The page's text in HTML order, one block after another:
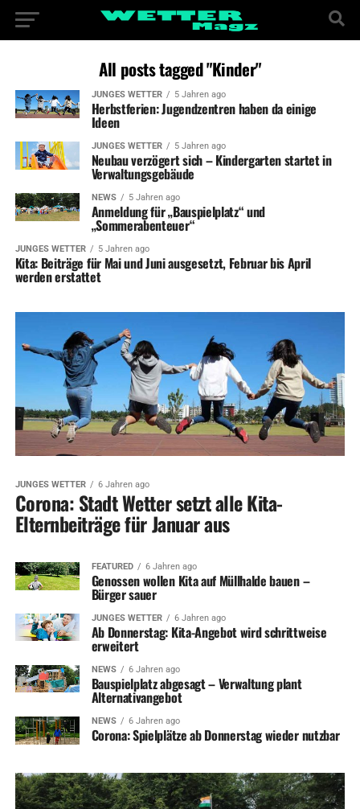
All posts tagged "Kinder"
JUNGES WETTER 5 Jahren ago
Herbstferien: Jugendzentren haben da einige
Ideen
JUNGES WETTER 5 Jahren ago
Neubau verzögert sich – Kindergarten startet in
Verwaltungsgebäude
NEWS 5 Jahren ago
Anmeldung für „Bauspielplatz“ und
„Sommerabenteuer“
JUNGES WETTER 5 Jahren ago
Kita: Beiträge für Mai und Juni ausgesetzt, Februar bis April
werden erstattet
JUNGES WETTER 6 Jahren ago
Corona: Stadt Wetter setzt alle Kita-
Elternbeiträge für Januar aus
FEATURED 6 Jahren ago
Genossen wollen Kita auf Müllhalde bauen –
Bürger sauer
JUNGES WETTER 6 Jahren ago
Ab Donnerstag: Kita-Angebot wird schrittweise
erweitert
NEWS 6 Jahren ago
Bauspielplatz abgesagt – Verwaltung plant
Alternativangebot
NEWS 6 Jahren ago
Corona: Spielplätze ab Donnerstag wieder nutzbar